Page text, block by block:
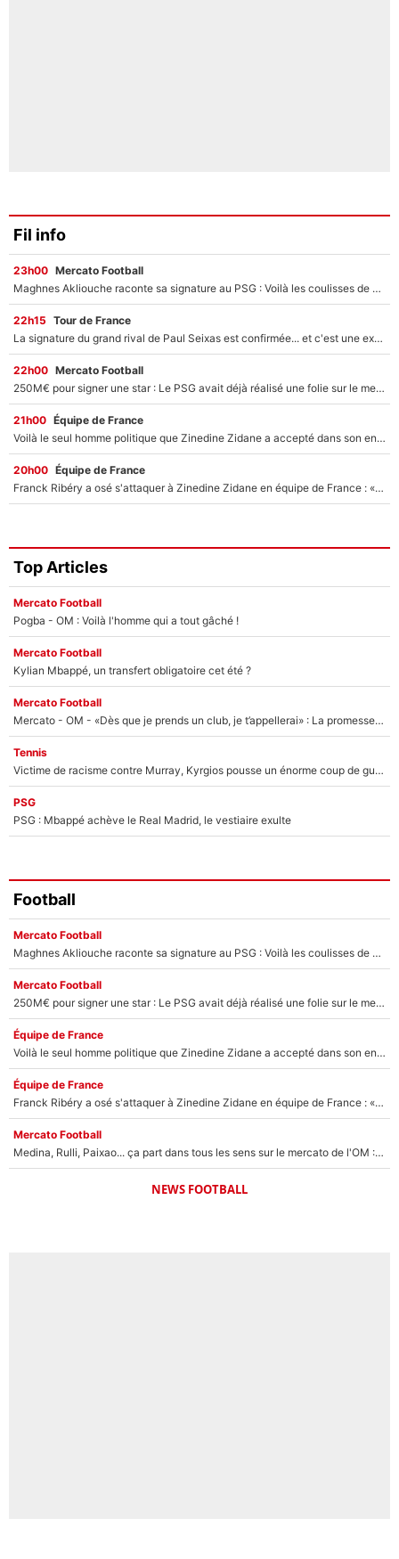
Fil info
23h00 Mercato Football
Maghnes Akliouche raconte sa signature au PSG : Voilà les coulisses de son transfert de rêve à 50M€
22h15 Tour de France
La signature du grand rival de Paul Seixas est confirmée... et c'est une excellente nouvelle pour l'équipe Decathlon-CMA CGM !
22h00 Mercato Football
250M€ pour signer une star : Le PSG avait déjà réalisé une folie sur le mercato bien avant Neymar !
21h00 Équipe de France
Voilà le seul homme politique que Zinedine Zidane a accepté dans son entourage : «Je garde un très bon souvenir de lui»
20h00 Équipe de France
Franck Ribéry a osé s'attaquer à Zinedine Zidane en équipe de France : «Je n'aurais jamais fait ça»
Top Articles
Mercato Football
Pogba - OM : Voilà l'homme qui a tout gâché !
Mercato Football
Kylian Mbappé, un transfert obligatoire cet été ?
Mercato Football
Mercato - OM - «Dès que je prends un club, je t’appellerai» : La promesse de Marcelino au moment de claquer la porte
Tennis
Victime de racisme contre Murray, Kyrgios pousse un énorme coup de gueule !
PSG
PSG : Mbappé achève le Real Madrid, le vestiaire exulte
Football
Mercato Football
Maghnes Akliouche raconte sa signature au PSG : Voilà les coulisses de son transfert de rêve à 50M€
Mercato Football
250M€ pour signer une star : Le PSG avait déjà réalisé une folie sur le mercato bien avant Neymar !
Équipe de France
Voilà le seul homme politique que Zinedine Zidane a accepté dans son entourage : «Je garde un très bon souvenir de lui»
Équipe de France
Franck Ribéry a osé s'attaquer à Zinedine Zidane en équipe de France : «Je n'aurais jamais fait ça»
Mercato Football
Medina, Rulli, Paixao... ça part dans tous les sens sur le mercato de l'OM : Frank McCourt va enfin récupérer l'argent qu'il attend ?
NEWS FOOTBALL